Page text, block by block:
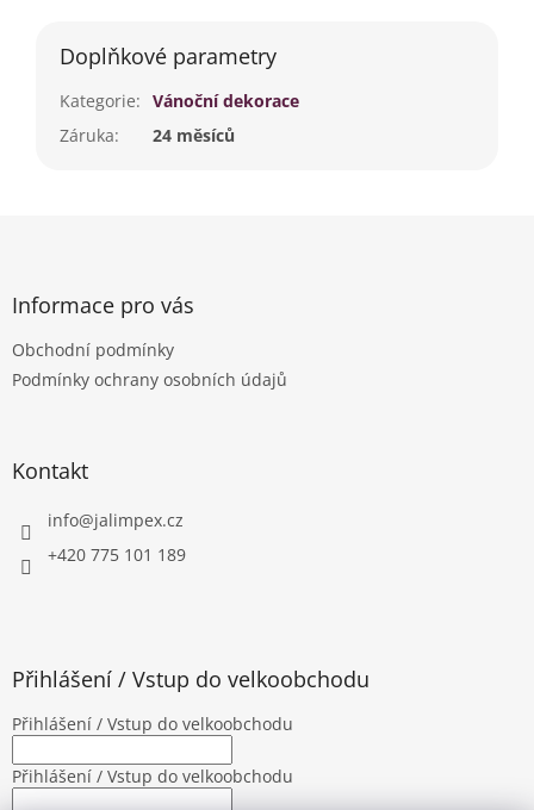
Doplňkové parametry
Kategorie: Vánoční dekorace
Záruka: 24 měsíců
Informace pro vás
Obchodní podmínky
Podmínky ochrany osobních údajů
Kontakt
info@jalimpex.cz
+420 775 101 189
Přihlášení / Vstup do velkoobchodu
Přihlášení / Vstup do velkoobchodu
Přihlášení / Vstup do velkoobchodu